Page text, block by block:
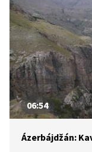
06:54
Ázerbájdžán: